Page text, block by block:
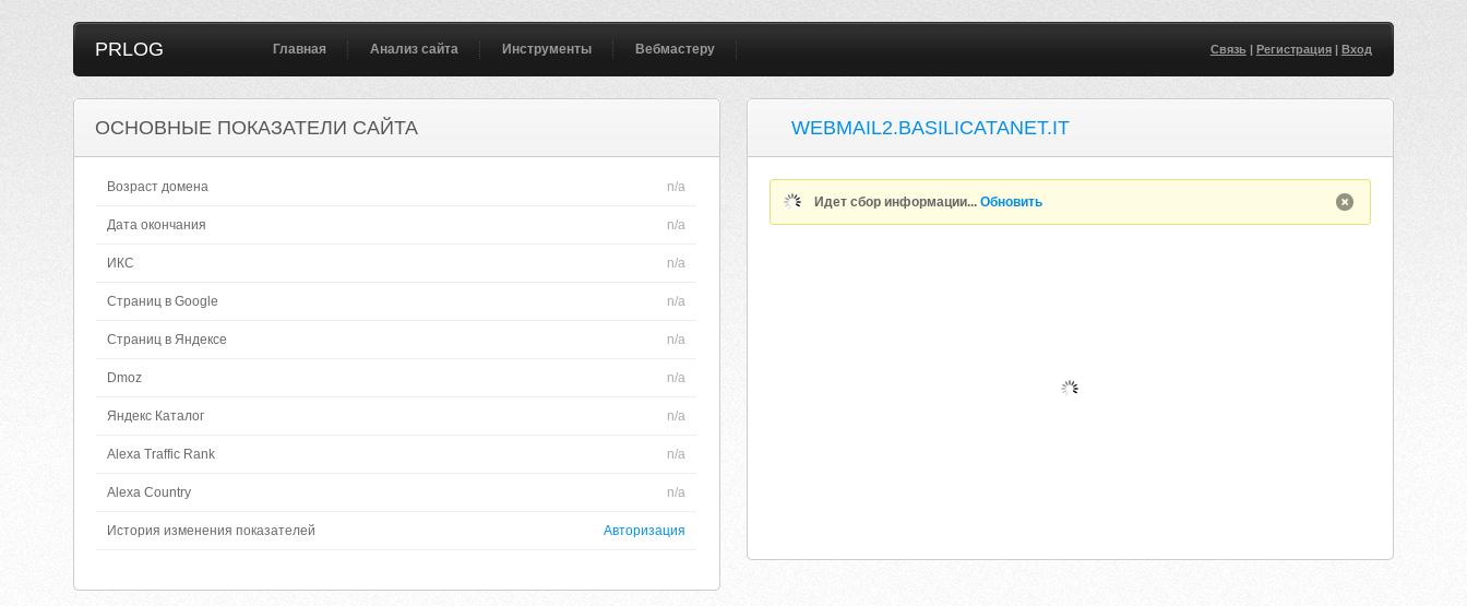
PRLOG Главная Анализ сайта Инструменты Вебмастеру Связь| Регистрация| Вход
ОСНОВНЫЕ ПОКАЗАТЕЛИ САЙТА
Возраст домена n/a
Дата окончания n/a
ИКС n/a
Страниц в Google n/a
Страниц в Яндексе n/a
Dmoz n/a
Яндекс Каталог n/a
Alexa Traffic Rank n/a
Alexa Country n/a
История изменения показателей Авторизация
WEBMAIL2.BASILICATANET.IT
Идет сбор информации...Обновить